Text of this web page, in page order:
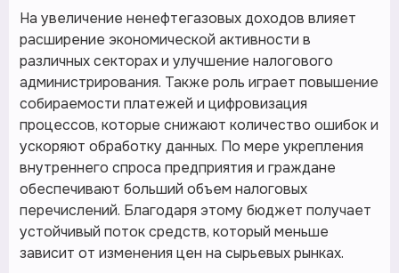
На увеличение ненефтегазовых доходов влияет
расширение экономической активности в
различных секторах и улучшение налогового
администрирования. Также роль играет повышение
собираемости платежей и цифровизация
процессов, которые снижают количество ошибок и
ускоряют обработку данных. По мере укрепления
внутреннего спроса предприятия и граждане
обеспечивают больший объем налоговых
перечислений. Благодаря этому бюджет получает
устойчивый поток средств, который меньше
зависит от изменения цен на сырьевых рынках.